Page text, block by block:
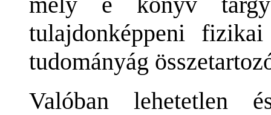
tulajdonképpeni
tudományág
Valóban lehetetlen